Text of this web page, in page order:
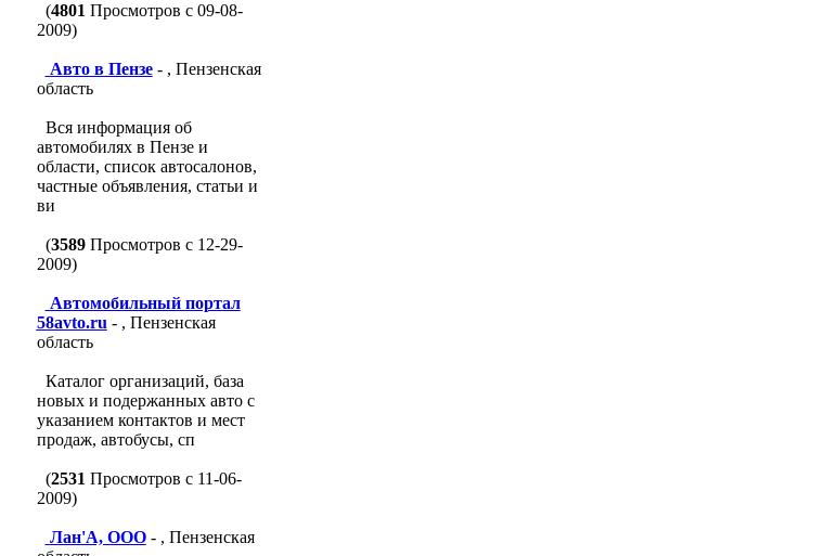
(4801 Просмотров с 09-08-
2009)
Авто в Пензе- , Пензенская
область
Вся информация об
автомобилях в Пензе и
области, список автосалонов,
частные объявления, статьи и
ви
(3589Просмотров с 12-29-
2009)
Автомобильный портал
58avto.ru - , Пензенская
область
Каталог организаций, база
новых и подержанных авто с
указанием контактов и мест
продаж, автобусы, сп
(2531 Просмотров с 11-06-
2009)
Лан'A, ООО- , Пензенская